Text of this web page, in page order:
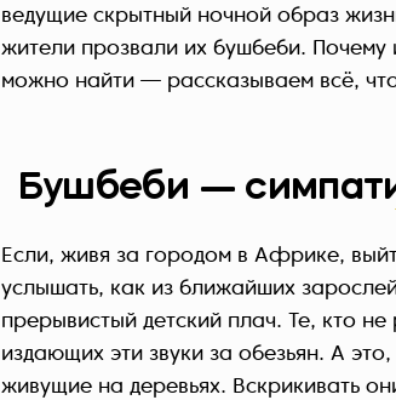
ведущие скрытный ночной образ
жители прозвали их бушбеби. Почему
можно найти — рассказываем всё,
Бушбеби —
Если, живя за городом в Африке,
услышать, как из ближайших
прерывистый детский плач. Те, кто
издающих эти звуки за обезьян. А
живущие на деревьях. Вскрикивать